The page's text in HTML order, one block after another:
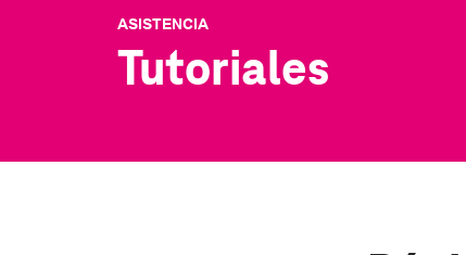
ASISTENCIA
Tutoriales